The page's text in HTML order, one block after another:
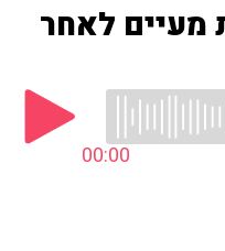
מעיים לאחר
00:00